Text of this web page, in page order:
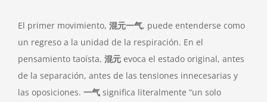
El primer movimiento, 混元一气, puede entenderse como
un regreso a la unidad de la respiración. En el
pensamiento taoísta, 混元evoca el estado original, antes
de la separación, antes de las tensiones innecesarias y
las oposiciones. 一气significa literalmente “un solo